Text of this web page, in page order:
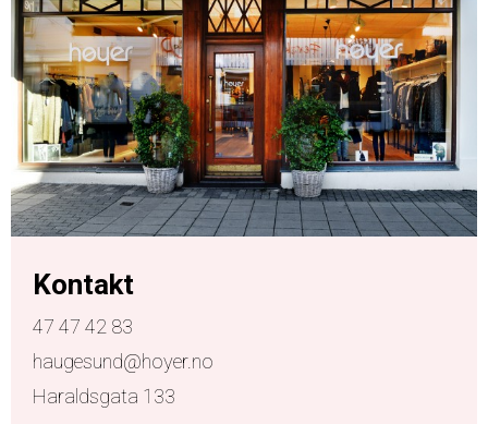
Kontakt
47 47 42 83
haugesund@hoyer.no
Haraldsgata 133